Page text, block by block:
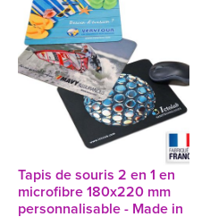
Tapis de souris 2 en 1 en
microfibre 180x220 mm
personnalisable - Made in